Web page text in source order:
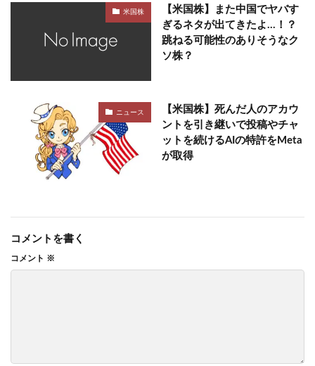
米国株
【米国株】また中国でヤバす
ぎるネタが出てきたよ…！？
跳ねる可能性のありそうなク
ソ株？
ニュース
【米国株】死んだ人のアカウ
ントを引き継いで投稿やチャ
ットを続けるAIの特許をMeta
が取得
コメントを書く
コメント ※